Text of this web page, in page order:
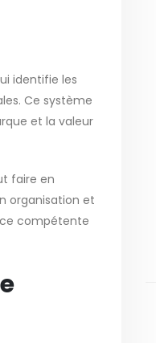
identifie les
Ce système
et la valeur
faire en
organisation et
compétente